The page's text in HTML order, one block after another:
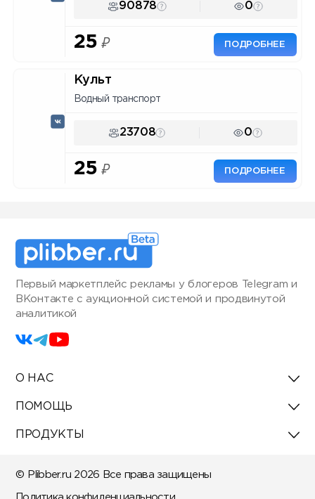
90878 0
25 ₽ ПОДРОБНЕЕ
Культ
Водный транспорт
23708 0
25 ₽ ПОДРОБНЕЕ
Первый маркетплейс рекламы у блогеров Telegram и
ВКонтакте с аукционной системой и продвинутой
аналитикой
О НАС
ПОМОЩЬ
ПРОДУКТЫ
© Plibber.ru 2026 Все права защищены